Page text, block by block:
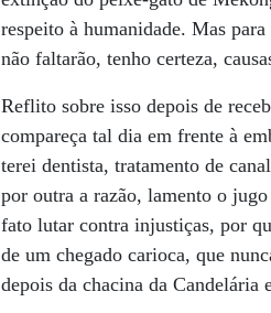
respeito à humanidade. Mas
não faltarão, tenho certeza,
Reflito sobre isso depois de
compareça tal dia em frente à
terei dentista, tratamento de
por outra a razão, lamento o
fato lutar contra injustiças, por
de um chegado carioca, que
depois da chacina da